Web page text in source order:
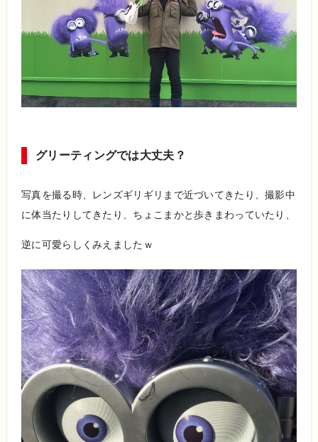
グリーティングでは大丈夫？
写真を撮る時、レンズギリギリまで近づいてきたり、撮影中
に体当たりしてきたり、ちょこまかと歩きまわっていたり、
逆に可愛らしくみえましたｗ